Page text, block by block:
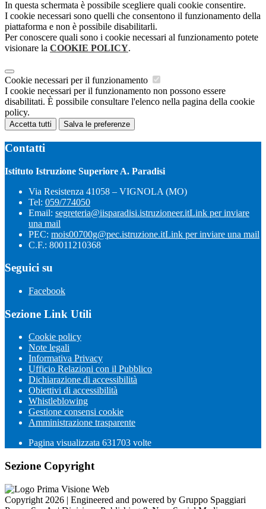
In questa schermata è possibile scegliere quali cookie consentire.
I cookie necessari sono quelli che consentono il funzionamento della
piattaforma e non è possibile disabilitarli.
Per conoscere quali sono i cookie necessari al funzionamento potete
visionare la COOKIE POLICY.
Cookie necessari per il funzionamento
I cookie necessari per il funzionamento non possono essere
disabilitati. È possibile consultare l'elenco nella pagina della cookie
policy.
Accetta tutti Salva le preferenze
Contatti
Istituto Istruzione Superiore A. Paradisi
Via Resistenza 41058 – VIGNOLA (MO)
Tel: 059/774050
Email: segreteria@iisparadisi.istruzioneer.itLink per inviare
una mail
PEC: mois00700g@pec.istruzione.itLink per inviare una mail
C.F.: 80011210368
Seguici su
Facebook
Sezione Link Utili
Cookie policy
Note legali
Informativa Privacy
Ufficio Relazioni con il Pubblico
Dichiarazione di accessibilità
Obiettivi di accessibilità
Whistleblowing
Gestione consensi cookie
Amministrazione trasparente
Pagina visualizzata 631703 volte
Sezione Copyright
Copyright 2026 | Engineered and powered by Gruppo Spaggiari